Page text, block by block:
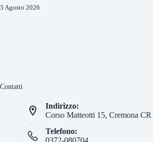
3 Agosto 2026
Contatti
Indirizzo:
Corso Matteotti 15, Cremona CR
Telefono:
0372-080704